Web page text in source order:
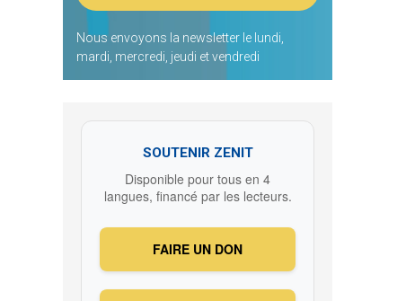
Nous envoyons la newsletter le lundi,
mardi, mercredi, jeudi et vendredi
SOUTENIR ZENIT
Disponible pour tous en 4
langues, financé par les lecteurs.
FAIRE UN DON